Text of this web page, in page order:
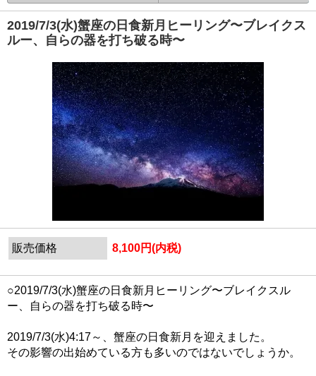
2019/7/3(水)蟹座の日食新月ヒーリング〜ブレイクス
ルー、自らの器を打ち破る時〜
販売価格 8,100円(内税)
○2019/7/3(水)蟹座の日食新月ヒーリング〜ブレイクスル
ー、自らの器を打ち破る時〜
2019/7/3(水)4:17～、蟹座の日食新月を迎えました。
その影響の出始めている方も多いのではないでしょうか。